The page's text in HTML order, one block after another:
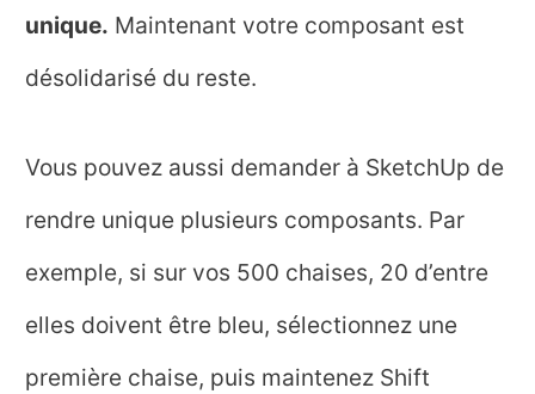
unique. Maintenant votre composant est
désolidarisé du reste.
Vous pouvez aussi demander à SketchUp de
rendre unique plusieurs composants. Par
exemple, si sur vos 500 chaises, 20 d’entre
elles doivent être bleu, sélectionnez une
première chaise, puis maintenez Shift